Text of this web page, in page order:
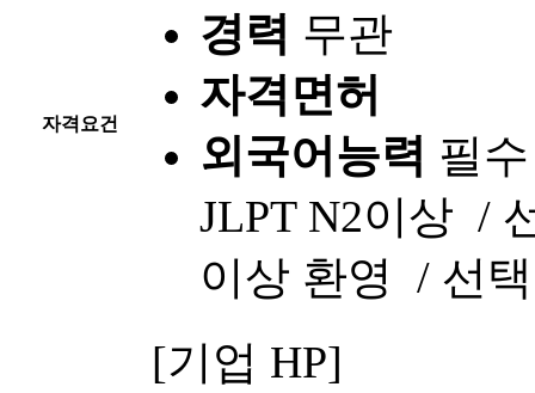
자격요건
경력 무관
자격면허
외국어능력 필수
JLPT N2이상 /
이상 환영 / 선택
[기업 HP]